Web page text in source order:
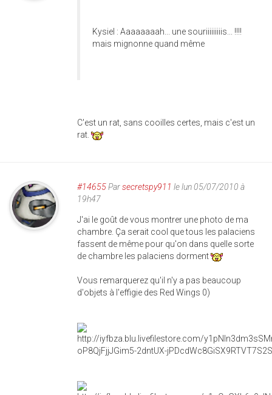
Kysiel : Aaaaaaaah... une souriiiiiiiiis... !!!!
mais mignonne quand même
C'est un rat, sans cooilles certes, mais c'est un
rat.
#14655Parsecretspy911 le lun 05/07/2010 à
19h47
J'ai le goût de vous montrer une photo de ma
chambre. Ça serait cool que tous les palaciens
fassent de même pour qu'on dans quelle sorte
de chambre les palaciens dorment
Vous remarquerez qu'il n'y a pas beaucoup
d'objets à l'effigie des Red Wings 0)